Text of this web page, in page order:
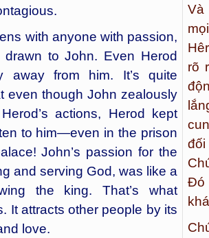
with anyone with passion,
drawn to John. Even Herod
away from him. It’s quite
even though John zealously
actions, Herod kept
to him—even in the prison
John’s passion for the
and serving God, was like a
the king. That’s what
It attracts other people by its
love.
Và
rõ
Đó